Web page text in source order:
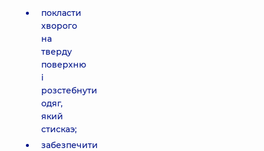
покласти
хворого
на
тверду
поверхню
і
розстебнути
одяг,
який
стискаэ;
забезпечити